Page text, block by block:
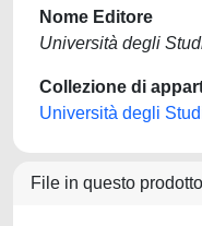
Nome Editore
Università degli
Collezione di
Università degli
File in questo